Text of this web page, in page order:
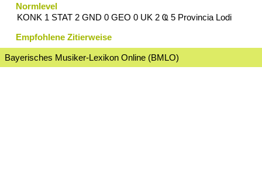
Normlevel
KONK 1 STAT 2 GND 0 GEO 0 UK 2 Ҩ 5 Provincia Lodi
Empfohlene Zitierweise
Bayerisches Musiker-Lexikon Online (BMLO)